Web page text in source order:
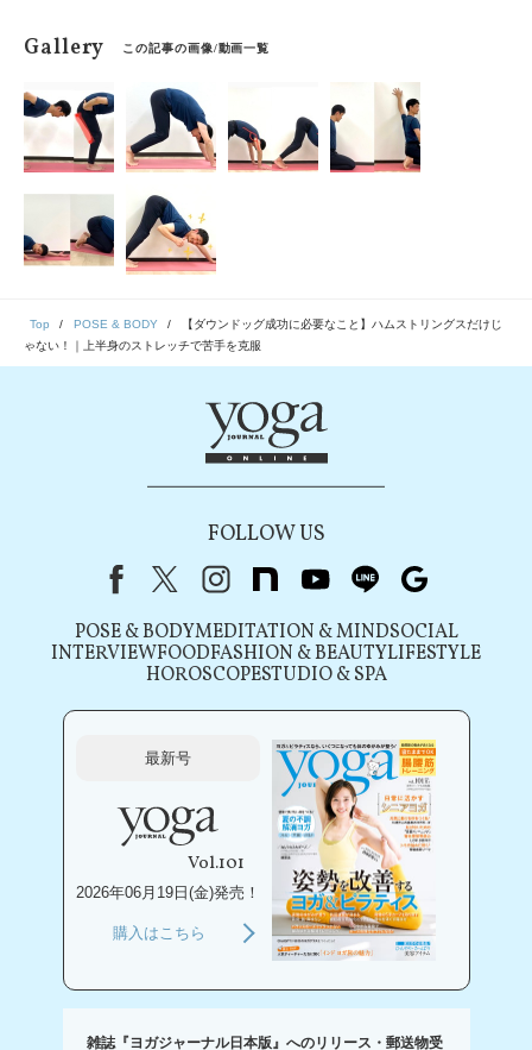
Gallery この記事の画像/動画一覧
Top POSE & BODY
【ダウンドッグ成功に必要なこと】ハムストリングスだけじ
ゃない！｜上半身のストレッチで苦手を克服
FOLLOW US
FacebookX（旧Twitter）
instagram
note youtubeline
POSE & BODYMEDITATION & MINDSOCIAL
INTERVIEWFOODFASHION & BEAUTYLIFESTYLE
HOROSCOPESTUDIO & SPA
最新号
Vol.101
2026年06月19日(金)発売！
購入はこちら
雑誌『ヨガジャーナル日本版』へのリリース・郵送物受